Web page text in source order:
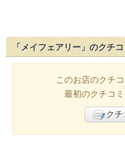
「メイフェアリー」のクチコ
このお店のクチ
最初のクチコ
ク